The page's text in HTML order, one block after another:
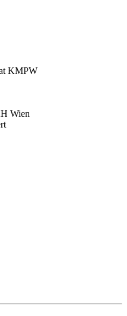
KMPW
Wien